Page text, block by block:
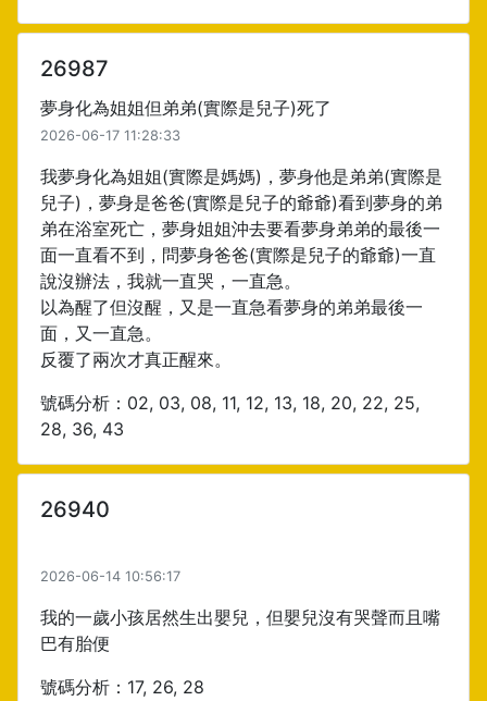
26987
夢身化為姐姐但弟弟(實際是兒子)死了
2026-06-17 11:28:33
我夢身化為姐姐(實際是媽媽)，夢身他是弟弟(實際是
兒子)，夢身是爸爸(實際是兒子的爺爺)看到夢身的弟
弟在浴室死亡，夢身姐姐沖去要看夢身弟弟的最後一
面一直看不到，問夢身爸爸(實際是兒子的爺爺)一直
說沒辦法，我就一直哭，一直急。
以為醒了但沒醒，又是一直急看夢身的弟弟最後一
面，又一直急。
反覆了兩次才真正醒來。
號碼分析：02, 03, 08, 11, 12, 13, 18, 20, 22, 25,
28, 36, 43
26940
2026-06-14 10:56:17
我的一歲小孩居然生出嬰兒，但嬰兒沒有哭聲而且嘴
巴有胎便
號碼分析：17, 26, 28